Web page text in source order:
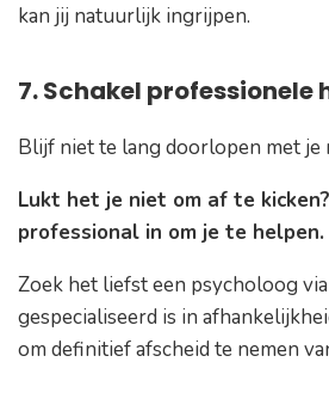
kan jij natuurlijk ingrijpen.
7. Schakel professionele
Blijf niet te lang doorlopen met je
Lukt het je niet om af te
professional in om je te helpen.
Zoek het liefst een psycholoog
gespecialiseerd is in
om definitief afscheid te nemen